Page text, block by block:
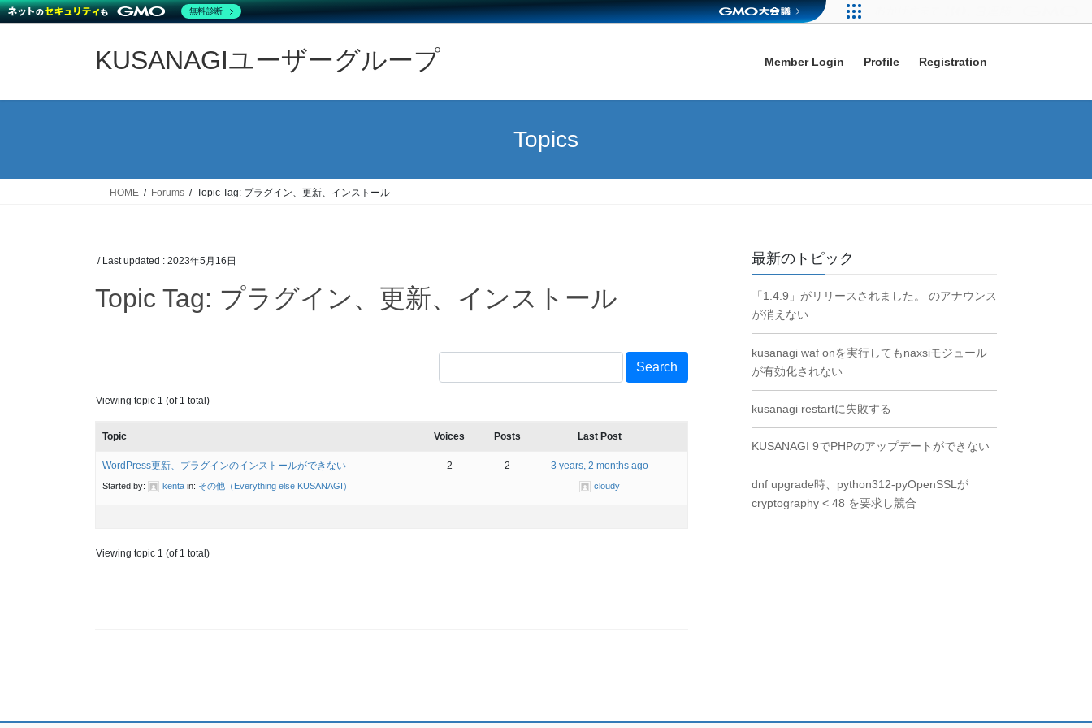
KUSANAGIユーザーグループ Member Login Profile Registration
Topics
HOME Forums Topic Tag: プラグイン、更新、インストール
/ Last updated : 2023年5月16日
Topic Tag: プラグイン、更新、インストール
Viewing topic 1 (of 1 total)
Topic Voices Posts Last Post
WordPress更新、プラグインのインストールができない
Started by: kenta in: その他（Everything else KUSANAGI）
2 2 3 years, 2 months ago
cloudy
Viewing topic 1 (of 1 total)
最新のトピック
「1.4.9」がリリースされました。 のアナウンス
が消えない
kusanagi waf onを実行してもnaxsiモジュール
が有効化されない
kusanagi restartに失敗する
KUSANAGI 9でPHPのアップデートができない
dnf upgrade時、python312-pyOpenSSLが
cryptography < 48 を要求し競合
無料診断